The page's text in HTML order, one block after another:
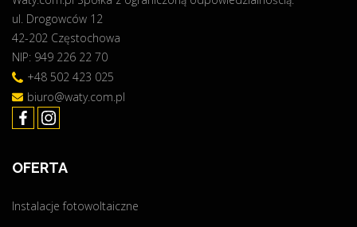
o
r
t
"
ul. Drogowców 12
42-202 Częstochowa
NIP: 949 226 22 70
+48 502 423 025
biuro@waty.com.pl
OFERTA
Instalacje fotowoltaiczne